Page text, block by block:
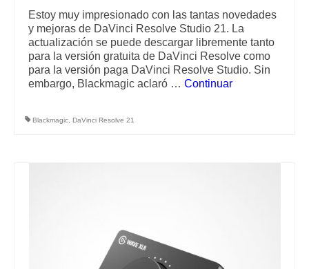
Estoy muy impresionado con las tantas novedades
y mejoras de DaVinci Resolve Studio 21. La
actualización se puede descargar libremente tanto
para la versión gratuita de DaVinci Resolve como
para la versión paga DaVinci Resolve Studio. Sin
embargo, Blackmagic aclaró … Continuar
Blackmagic, DaVinci Resolve 21